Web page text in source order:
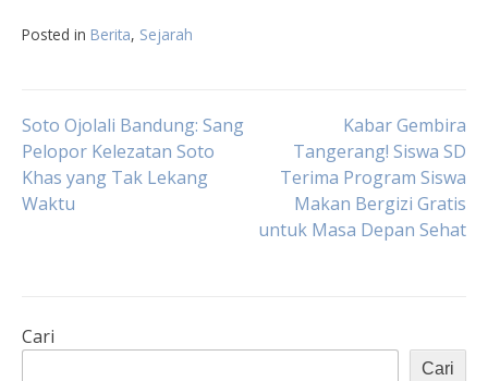
Posted in Berita, Sejarah
Navigasi
pos
Soto Ojolali Bandung: Sang
Pelopor Kelezatan Soto
Khas yang Tak Lekang
Waktu
Kabar Gembira
Tangerang! Siswa SD
Terima Program Siswa
Makan Bergizi Gratis
untuk Masa Depan Sehat
Cari
Cari